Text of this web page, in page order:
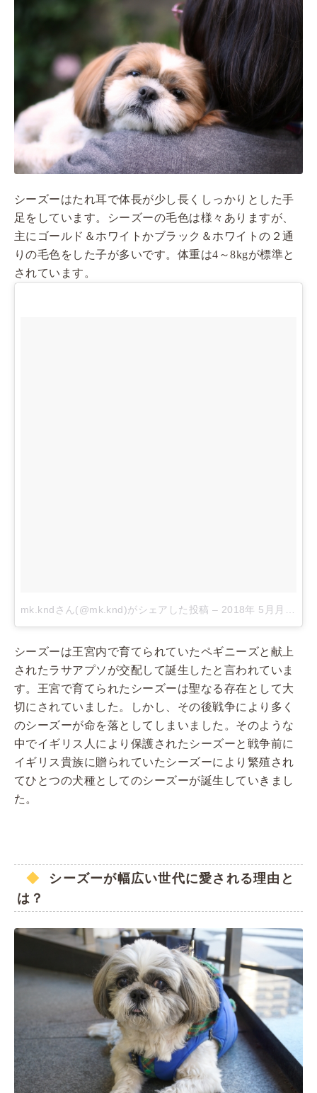
シーズーはたれ耳で体長が少し長くしっかりとした手
足をしています。シーズーの毛色は様々ありますが、
主にゴールド＆ホワイトかブラック＆ホワイトの２通
りの毛色をした子が多いです。体重は4～8kgが標準と
されています。
mk.kndさん(@mk.knd)がシェアした投稿 – 2018年 5月月31日午前3時31分PDT
シーズーは王宮内で育てられていたペギニーズと献上
されたラサアプソが交配して誕生したと言われていま
す。王宮で育てられたシーズーは聖なる存在として大
切にされていました。しかし、その後戦争により多く
のシーズーが命を落としてしまいました。そのような
中でイギリス人により保護されたシーズーと戦争前に
イギリス貴族に贈られていたシーズーにより繁殖され
てひとつの犬種としてのシーズーが誕生していきまし
た。
シーズーが幅広い世代に愛される理由と
は？